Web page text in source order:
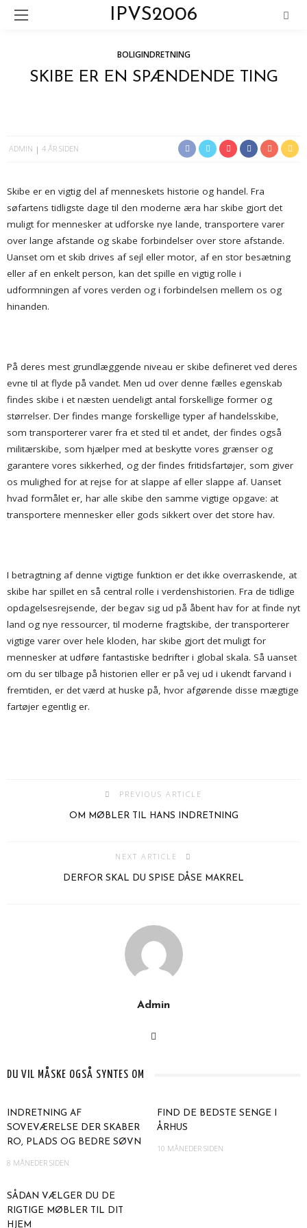
IPVS2006
BOLIGINDRETNING
SKIBE ER EN SPÆNDENDE TING
ADMIN 4 ÅR SIDEN
Skibe er en vigtig del af menneskets historie og handel. Fra
søfartens tidligste dage til den moderne æra har skibe gjort det
muligt for mennesker at udforske nye lande, transportere varer
over lange afstande og skabe forbindelser over store afstande.
Uanset om et skib drives af sejl eller motor, af en stor besætning
eller af en enkelt person, kan det spille en vigtig rolle i
udformningen af vores verden og i forbindelsen mellem os og
hinanden.
På deres mest grundlæggende niveau er skibe defineret ved deres
evne til at flyde på vandet. Men ud over denne fælles egenskab
findes skibe i et næsten uendeligt antal forskellige former og
størrelser. Der findes mange forskellige typer af handelsskibe,
som transporterer varer fra et sted til et andet, der findes også
militærskibe, som hjælper med at beskytte vores grænser og
garantere vores sikkerhed, og der findes fritidsfartøjer, som giver
os mulighed for at rejse for at slappe af eller slappe af. Uanset
hvad formålet er, har alle skibe den samme vigtige opgave: at
transportere mennesker eller gods sikkert over det store hav.
I betragtning af denne vigtige funktion er det ikke overraskende, at
skibe har spillet en så central rolle i verdenshistorien. Fra de tidlige
opdagelsesrejsende, der begav sig ud på åbent hav for at finde nyt
land og nye ressourcer, til moderne fragtskibe, der transporterer
vigtige varer over hele kloden, har skibe gjort det muligt for
mennesker at udføre fantastiske bedrifter i global skala. Så uanset
om du ser tilbage på historien eller er på vej ud i ukendt farvand i
fremtiden, er det værd at huske på, hvor afgørende disse mægtige
fartøjer egentlig er.
PREVIOUS ARTICLE
OM MØBLER TIL HANS INDRETNING
NEXT ARTICLE
DERFOR SKAL DU SPISE DÅSE MAKREL
Admin
DU VIL MÅSKE OGSÅ SYNTES OM
INDRETNING AF
SOVEVÆRELSE DER SKABER
RO, PLADS OG BEDRE SØVN
8 MÅNEDER SIDEN
FIND DE BEDSTE SENGE I
ÅRHUS
10 MÅNEDER SIDEN
SÅDAN VÆLGER DU DE
RIGTIGE MØBLER TIL DIT
HJEM